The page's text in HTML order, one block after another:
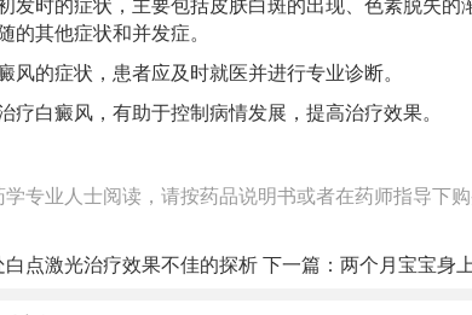
发时的症状，主要包括皮肤白斑的出现、色素脱失的
的其他症状和并发症。
风的症状，患者应及时就医并进行专业诊断。
疗白癜风，有助于控制病情发展，提高治疗效果。
专业人士阅读，请按药品说明书或者在药师指导下
白点激光治疗效果不佳的探析 下一篇： 两个月宝宝身